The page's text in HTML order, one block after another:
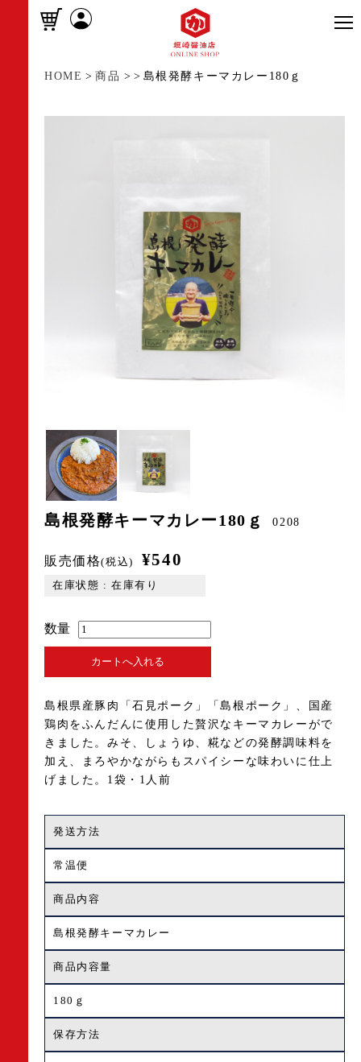
HOME >商品 > > 島根発酵キーマカレー180ｇ
島根発酵キーマカレー180ｇ 0208
販売価格(税込) ¥540
在庫状態 : 在庫有り
島根県産豚肉「石見ポーク」「島根ポーク」、国産
鶏肉をふんだんに使用した贅沢なキーマカレーがで
きました。みそ、しょうゆ、糀などの発酵調味料を
加え、まろやかながらもスパイシーな味わいに仕上
げました。1袋・1人前
発送方法
常温便
商品内容
島根発酵キーマカレー
商品内容量
180ｇ
保存方法
数量